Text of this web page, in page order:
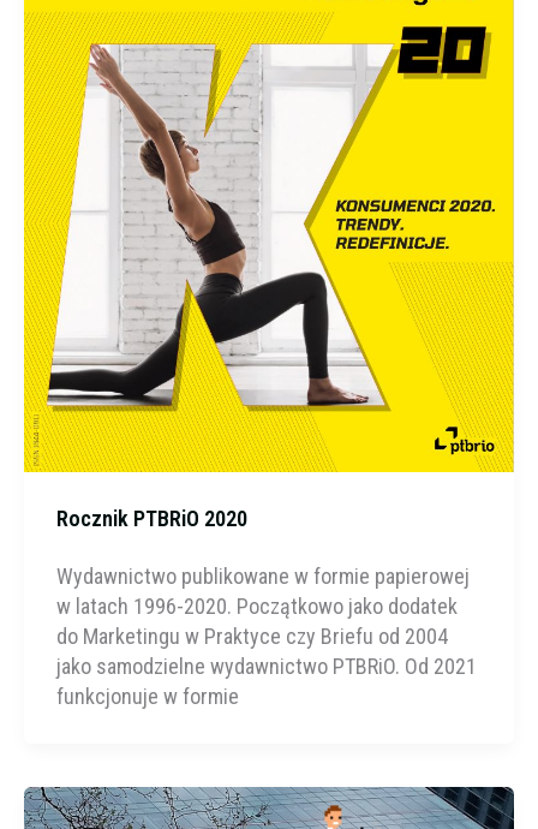
Rocznik PTBRiO 2020
Wydawnictwo publikowane w formie papierowej
w latach 1996-2020. Początkowo jako dodatek
do Marketingu w Praktyce czy Briefu od 2004
jako samodzielne wydawnictwo PTBRiO. Od 2021
funkcjonuje w formie